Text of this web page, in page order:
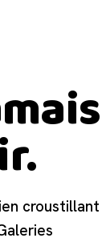
croustillant